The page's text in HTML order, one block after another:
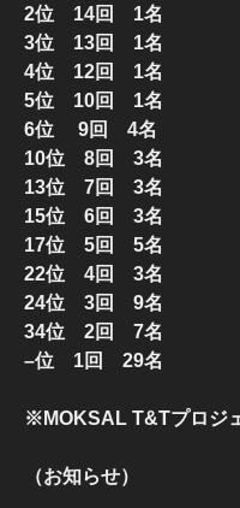
2位 14回 1名
3位 13回 1名
4位 12回 1名
5位 10回 1名
6位 9回 4名
10位 8回 3名
13位 7回 3名
15位 6回 3名
17位 5回 5名
22位 4回 3名
24位 3回 9名
34位 2回 7名
–位 1回 29名
※MOKSAL T&Tプロジ
（お知らせ）